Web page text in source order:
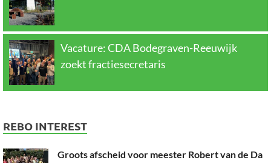
Vacature: CDA Bodegraven-Reeuwijk
zoekt fractiesecretaris
REBO INTEREST
Groots afscheid voor meester Robert van de Da